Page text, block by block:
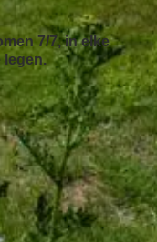
7/7, in elke
legen.